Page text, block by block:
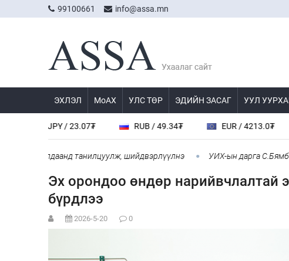
99100661 info@assa.mn
ЭХЛЭЛ МоАХ УЛС ТӨР ЭДИЙН ЗАСАГ УУЛ
JPY / 23.07₮ RUB / 49.34₮ EUR / 4213.0₮
танилцуулж, шийдвэрлүүлнэ УИХ-ын дарга С.Бямбацогт
Эх орондоо өндөр
бүрдлээ​​​​​​​
2026-5-20 0